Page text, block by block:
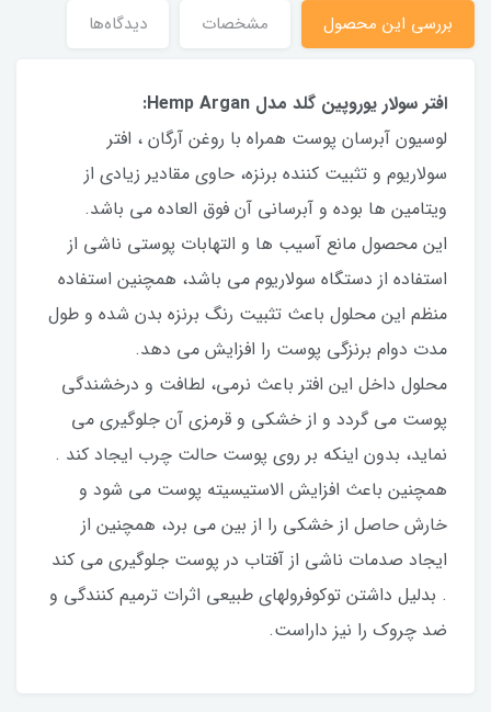
بررسی این محصول مشخصات دیدگاه‌ها
افتر سولار یوروپین گلد مدل Hemp Argan:
لوسیون آبرسان پوست همراه با روغن آرگان ، افتر
سولاریوم و تثبیت کننده برنزه، حاوی مقادیر زیادی از
ویتامین ها بوده و آبرسانی آن فوق العاده می باشد.
این محصول مانع آسیب ها و التهابات پوستی ناشی از
استفاده از دستگاه سولاریوم می باشد، همچنین استفاده
منظم این محلول باعث تثبیت رنگ برنزه بدن شده و طول
مدت دوام برنزگی پوست را افزایش می دهد.
محلول داخل این افتر باعث نرمی، لطافت و درخشندگی
پوست می گردد و از خشکی و قرمزی آن جلوگیری می
نماید، بدون اینکه بر روی پوست حالت چرب ایجاد کند .
همچنین باعث افزایش الاستیسیته پوست می شود و
خارش حاصل از خشکی را از بین می برد، همچنین از
ایجاد صدمات ناشی از آفتاب در پوست جلوگیری می کند
. بدلیل داشتن توکوفرولهای طبیعی اثرات ترمیم کنندگی و
ضد چروک را نیز داراست.